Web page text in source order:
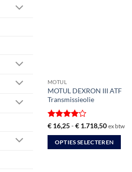
MOTUL
MOTUL DEXRON III ATF
Transmissieolie
Gewaardeerd
€16,25-€1.718,50
tot
€
ex btw
OPTIES SELECTEREN